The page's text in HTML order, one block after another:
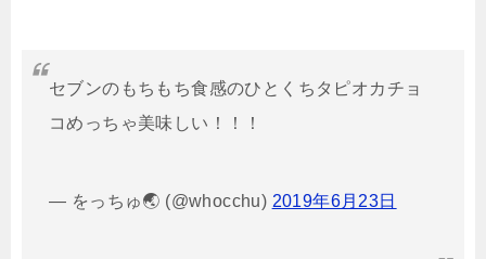
セブンのもちもち食感のひとくちタピオカチョ
コめっちゃ美味しい！！！
— をっちゅ🌏 (@whocchu) 2019年6月23日